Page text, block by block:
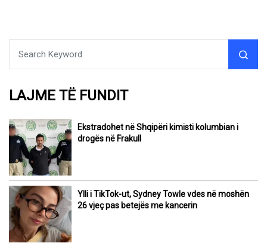
LAJME TË FUNDIT
Ekstradohet në Shqipëri kimisti kolumbian i
drogës në Frakull
Ylli i TikTok-ut, Sydney Towle vdes në moshën
26 vjeç pas betejës me kancerin